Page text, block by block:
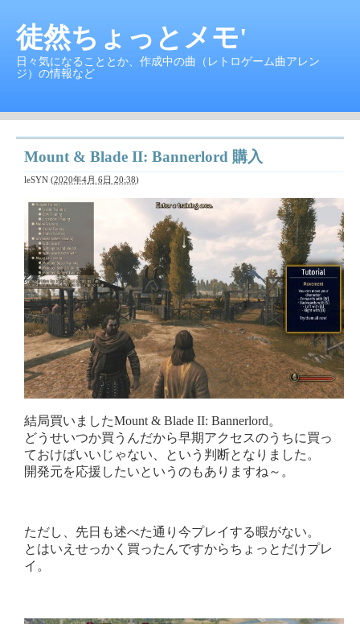
徒然ちょっとメモ'
日々気になることとか、作成中の曲（レトロゲーム曲アレン
ジ）の情報など
Mount & Blade II: Bannerlord 購入
leSYN (2020年4月 6日 20:38)
結局買いましたMount & Blade II: Bannerlord。
どうせいつか買うんだから早期アクセスのうちに買っ
ておけばいいじゃない、という判断となりました。
開発元を応援したいというのもありますね～。
ただし、先日も述べた通り今プレイする暇がない。
とはいえせっかく買ったんですからちょっとだけプレ
イ。